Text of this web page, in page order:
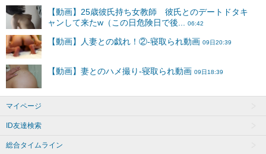
マイページ
ID友達検索
総合タイムライン